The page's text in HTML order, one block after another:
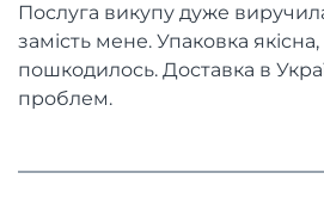
Послуга викупу дуже
замість мене. Упаковка якісна,
пошкодилось. Доставка в
проблем.